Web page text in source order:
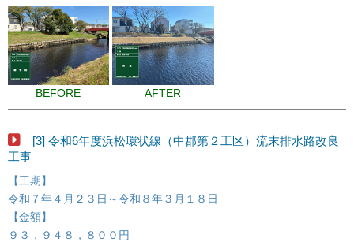
BEFORE AFTER
[3] 令和6年度浜松環状線（中郡第２工区）流末排水路改良
工事
【工期】
令和７年４月２３日～令和８年３月１８日
【金額】
９３，９４８，８００円